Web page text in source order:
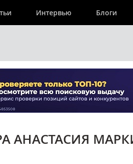
Интервью Блоги
АНАСТАСИЯ